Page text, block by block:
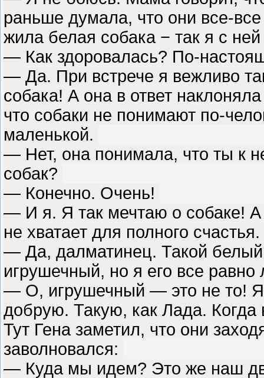
раньше думала, что они все-
жила белая собака − так я с
— Как здоровалась? По-
— Да. При встрече я вежливо
собака! А она в ответ
что собаки не понимают по-
маленькой.
— Нет, она понимала, что ты к
собак?
— Конечно. Очень!
— И я. Я так мечтаю о собаке! А
не хватает для полного
— Да, далматинец. Такой
игрушечный, но я его все
— О, игрушечный — это не то!
добрую. Такую, как Лада. Когда
Тут Гена заметил, что они
заволновался:
— Куда мы идем? Это же наш